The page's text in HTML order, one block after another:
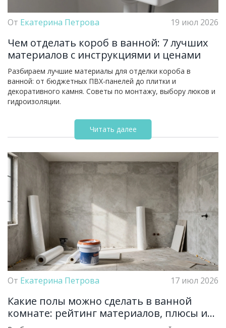
От Екатерина Петрова 19 июл 2026
Чем отделать короб в ванной: 7 лучших
материалов с инструкциями и ценами
Разбираем лучшие материалы для отделки короба в
ванной: от бюджетных ПВХ-панелей до плитки и
декоративного камня. Советы по монтажу, выбору люков и
гидроизоляции.
Читать далее
От Екатерина Петрова 17 июл 2026
Какие полы можно сделать в ванной
комнате: рейтинг материалов, плюсы и